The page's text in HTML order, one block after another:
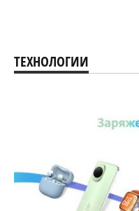
ТЕХНОЛОГИИ